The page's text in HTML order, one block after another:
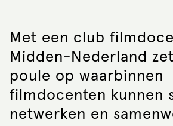
Met een club
Midden-Nederland
poule op waarbinnen
filmdocenten kunnen
netwerken en